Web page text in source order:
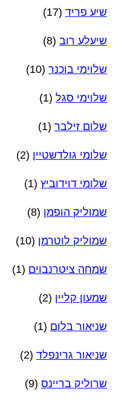
שיע פריד (17)
שיעלע רוב (8)
שלוימי בוכנר (10)
שלוימי סגל (1)
שלום זילבר (1)
שלומי גולדשטיין (2)
שלומי דוידוביץ (1)
שמוליק הופמן (8)
שמוליק לוטרמן (10)
שמחה ציטרנבוים (1)
שמעון קליין (2)
שניאור בלום (1)
שניאור גרינפלד (2)
שרוליק בריינס (9)